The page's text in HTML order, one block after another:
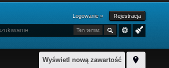
Logowanie » Rejestracja
Ten temat
Wyświetl nową zawartość